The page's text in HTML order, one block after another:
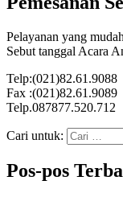
Pelayanan yang
Sebut tanggal Acara
Telp:(021)82.61.9088
Fax :(021)82.61.9089
Telp.087877.520.712
Cari untuk:
Pos-pos